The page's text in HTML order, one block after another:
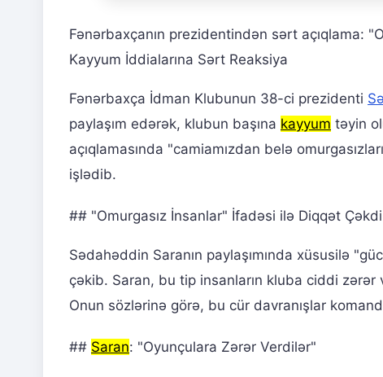
Fənərbaxçanın prezidentindən sərt açıqlama:
Kayyum İddialarına Sərt Reaksiya
Fənərbaxça İdman Klubunun 38-ci prezidenti
paylaşım edərək, klubun başına kayyum təyin
açıqlamasında "camiamızdan belə
işlədib.
## "Omurgasız İnsanlar" İfadəsi ilə Diqqət Çəkdi
Sədahəddin Saranın paylaşımında xüsusilə
çəkib. Saran, bu tip insanların kluba ciddi zərər
Onun sözlərinə görə, bu cür davranışlar
## Saran: "Oyunçulara Zərər Verdilər"